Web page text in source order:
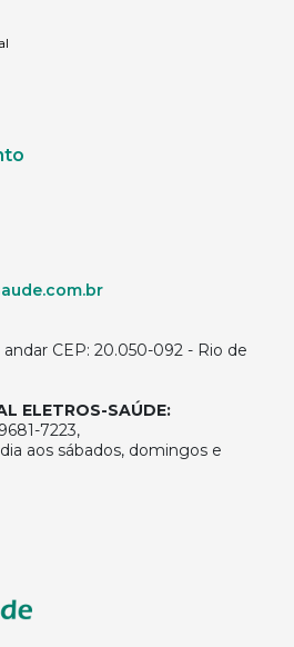
andar CEP: 20.050-092 - Rio de
ELETROS-SAÚDE:
7223,
aos sábados, domingos e